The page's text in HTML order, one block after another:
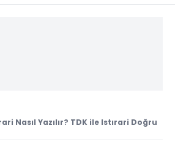
Nasıl Yazılır? TDK ile Istırari Doğru